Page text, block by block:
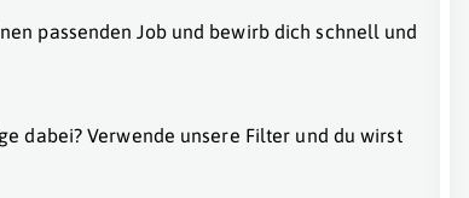
passenden Job und bewirb dich schnell und
dabei? Verwende unsere Filter und du wirst